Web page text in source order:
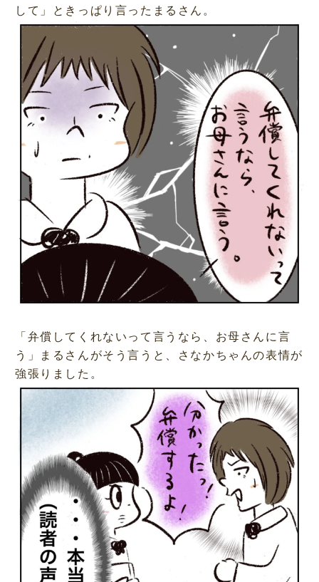
して」ときっぱり言ったまるさん。
「弁償してくれないって言うなら、お母さんに言
う」まるさんがそう言うと、さなかちゃんの表情が
強張りました。